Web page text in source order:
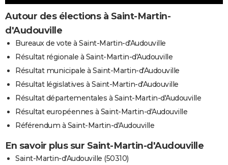
Autour des élections à Saint-Martin-
d'Audouville
Bureaux de vote à Saint-Martin-d'Audouville
Résultat régionale à Saint-Martin-d'Audouville
Résultat municipale à Saint-Martin-d'Audouville
Résultat législatives à Saint-Martin-d'Audouville
Résultat départementales à Saint-Martin-d'Audouville
Résultat européennes à Saint-Martin-d'Audouville
Référendum à Saint-Martin-d'Audouville
En savoir plus sur Saint-Martin-d'Audouville
Saint-Martin-d'Audouville (50310)